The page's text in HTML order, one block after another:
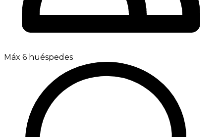
Máx 6 huéspedes